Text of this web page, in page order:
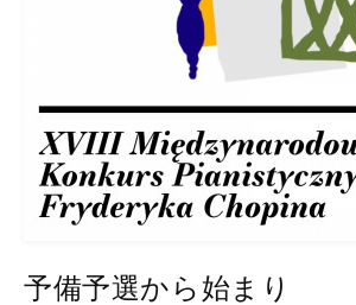
予備予選から始まり